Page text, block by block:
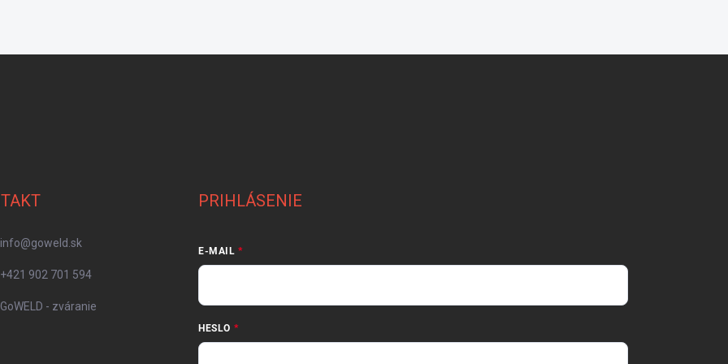
info@goweld.sk
+421 902 701 594
GoWELD - zváranie
PRIHLÁSENIE
E-MAIL
HESLO